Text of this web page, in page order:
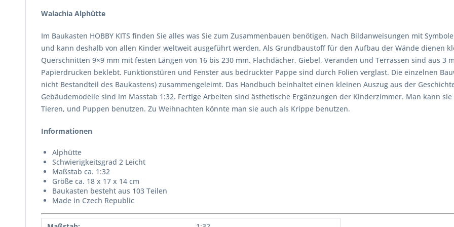
Walachia Alphütte
Im Baukasten HOBBY KITS finden Sie alles was Sie zum Zusammenbauen benötigen. Nach Bildanweisungen mit
und kann deshalb von allen Kinder weltweit ausgeführt werden. Als Grundbaustoff für den Aufbau der Wände dienen
Querschnitten 9×9 mm mit festen Längen von 16 bis 230 mm. Flachdächer, Giebel, Veranden und Terrassen sind aus 3
Papierdrucken beklebt. Funktionstüren und Fenster aus bedruckter Pappe sind durch Folien verglast. Die einzelnen
nicht Bestandteil des Baukastens) zusammengeleimt. Das Handbuch beinhaltet einen kleinen Auszug aus der
Gebäudemodelle sind im Masstab 1:32. Fertige Arbeiten sind ästhetische Ergänzungen der Kinderzimmer. Man kann
Tieren, und Puppen benutzen. Zu Weihnachten könnte man sie auch als Krippe benutzen.
Informationen
Alphütte
Schwierigkeitsgrad 2 Leicht
Maßstab ca. 1:32
Größe ca. 18 x 17 x 14 cm
Baukasten besteht aus 103 Teilen
Made in Czech Republic